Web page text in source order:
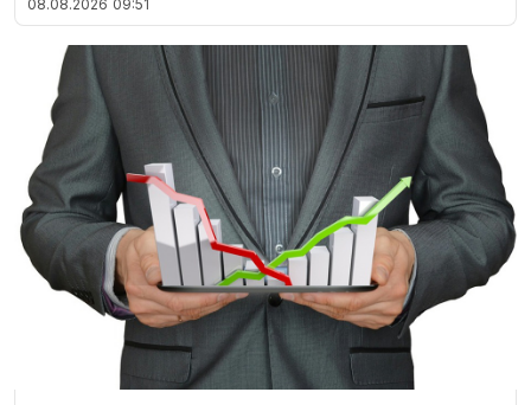
08.08.2026 09:51